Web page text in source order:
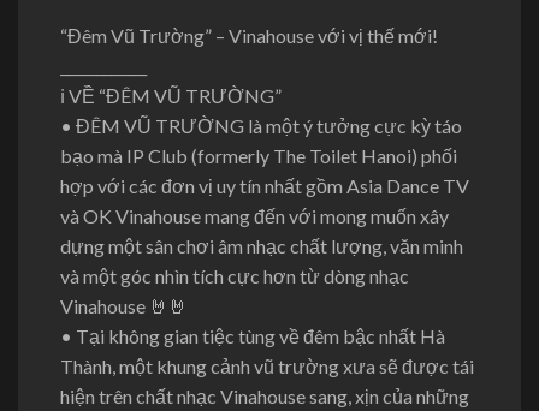
“Đêm Vũ Trường” – Vinahouse với vị thế mới!
ℹ VỀ “ĐÊM VŨ TRƯỜNG”
• ĐÊM VŨ TRƯỜNG là một ý tưởng cực kỳ táo
bạo mà IP Club (formerly The Toilet Hanoi) phối
hợp với các đơn vị uy tín nhất gồm Asia Dance TV
và OK Vinahouse mang đến với mong muốn xây
dựng một sân chơi âm nhạc chất lượng, văn minh
và một góc nhìn tích cực hơn từ dòng nhạc
Vinahouse 🤘🤘
• Tại không gian tiệc tùng về đêm bậc nhất Hà
Thành, một khung cảnh vũ trường xưa sẽ được tái
hiện trên chất nhạc Vinahouse sang, xịn của những